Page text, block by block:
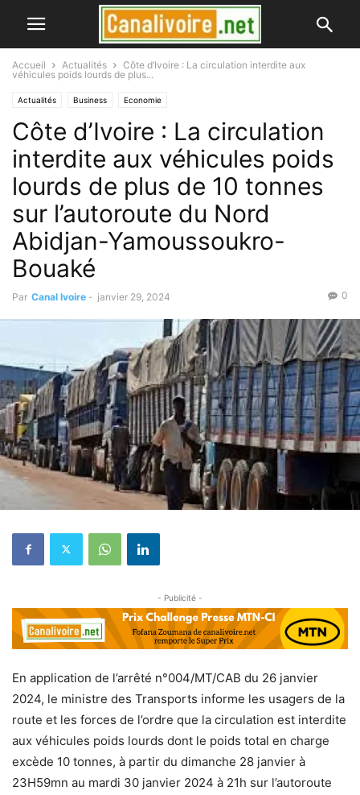
Accueil Actualités
Côte d’Ivoire : La circulation interdite aux
véhicules poids lourds de plus...
Actualités Business Economie
Côte d’Ivoire : La circulation
interdite aux véhicules poids
lourds de plus de 10 tonnes
sur l’autoroute du Nord
Abidjan-Yamoussoukro-
Bouaké
Par Canal Ivoire - janvier 29, 2024 0
- Publicité -
En application de l’arrêté n°004/MT/CAB du 26 janvier
2024, le ministre des Transports informe les usagers de la
route et les forces de l’ordre que la circulation est interdite
aux véhicules poids lourds dont le poids total en charge
excède 10 tonnes, à partir du dimanche 28 janvier à
23H59mn au mardi 30 janvier 2024 à 21h sur l’autoroute